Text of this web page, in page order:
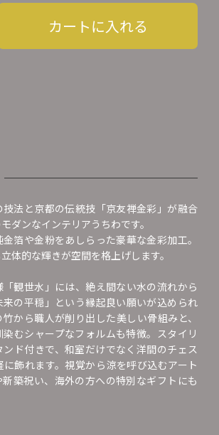
カートに入れる
技法と京都の伝統技「京友禅金彩」が融合
ダンなインテリアうちわです。
箔や金粉をあしらった豪華な金彩加工。
体的な輝きが空間を格上げします。
観世水」には、絶え間ない水の流れから
来の平穏」という縁起良い願いが込められ
から職人が削り出した美しい骨組みと、
むシャープなフォルムも特徴。スタイリ
ンド付きで、和室だけでなく洋間のチェス
に飾れます。視覚から涼を呼び込むアート
新築祝い、海外の方への特別なギフトにも